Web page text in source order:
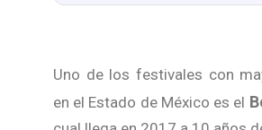
Uno de los festivales con
en el Estado de México es el